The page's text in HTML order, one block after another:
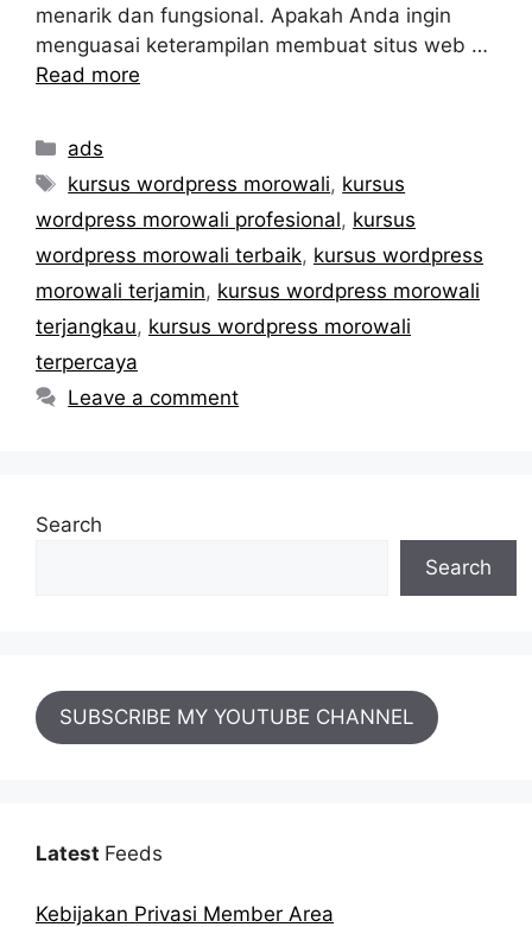
menarik dan fungsional. Apakah Anda ingin
menguasai keterampilan membuat situs web …
Read more
Categories
ads
Tags
kursus wordpress morowali, kursus
wordpress morowali profesional, kursus
wordpress morowali terbaik, kursus wordpress
morowali terjamin, kursus wordpress morowali
terjangkau, kursus wordpress morowali
terpercaya
Leave a comment
Search
Search
SUBSCRIBE MY YOUTUBE CHANNEL
Latest Feeds
Kebijakan Privasi Member Area